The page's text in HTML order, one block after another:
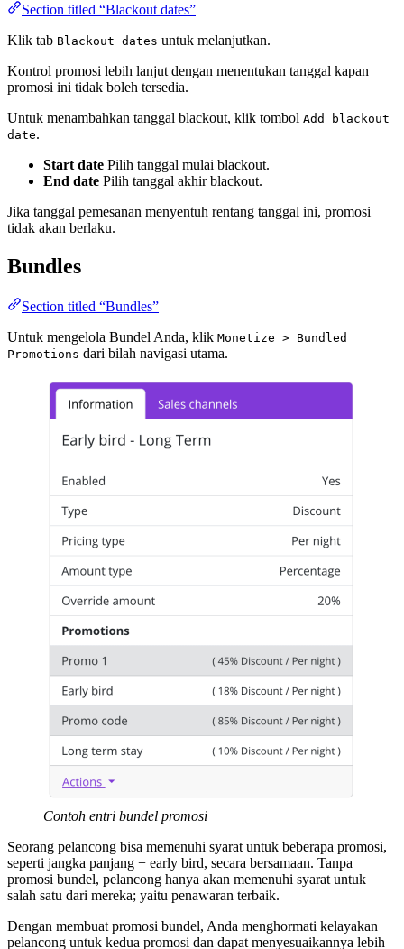
Section titled “Blackout dates”
Klik tab Blackout dates untuk melanjutkan.
Kontrol promosi lebih lanjut dengan menentukan tanggal kapan
promosi ini tidak boleh tersedia.
Untuk menambahkan tanggal blackout, klik tombol Add blackout
date.
Start date Pilih tanggal mulai blackout.
End date Pilih tanggal akhir blackout.
Jika tanggal pemesanan menyentuh rentang tanggal ini, promosi
tidak akan berlaku.
Bundles
Section titled “Bundles”
Untuk mengelola Bundel Anda, klik Monetize > Bundled
Promotions dari bilah navigasi utama.
Contoh entri bundel promosi
Seorang pelancong bisa memenuhi syarat untuk beberapa promosi,
seperti jangka panjang + early bird, secara bersamaan. Tanpa
promosi bundel, pelancong hanya akan memenuhi syarat untuk
salah satu dari mereka; yaitu penawaran terbaik.
Dengan membuat promosi bundel, Anda menghormati kelayakan
pelancong untuk kedua promosi dan dapat menyesuaikannya lebih